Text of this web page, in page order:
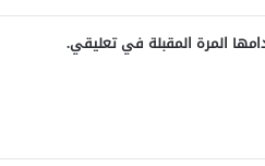
المرة المقبلة في تعليقي.